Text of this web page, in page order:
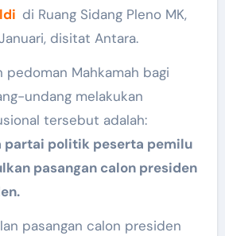
di Ruang Sidang Pleno MK,
disitat Antara.
pedoman Mahkamah bagi
undang melakukan
tersebut adalah:
partai politik peserta pemilu
pasangan calon presiden
pasangan calon presiden